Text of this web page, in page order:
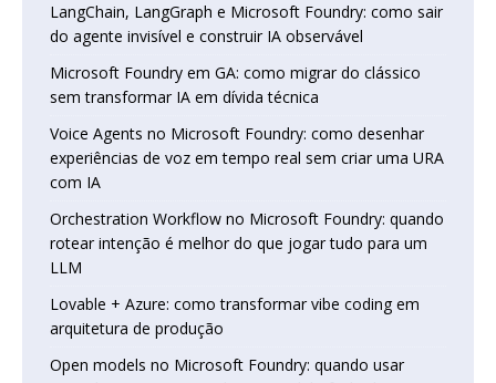
LangChain, LangGraph e Microsoft Foundry: como sair
do agente invisível e construir IA observável
Microsoft Foundry em GA: como migrar do clássico
sem transformar IA em dívida técnica
Voice Agents no Microsoft Foundry: como desenhar
experiências de voz em tempo real sem criar uma URA
com IA
Orchestration Workflow no Microsoft Foundry: quando
rotear intenção é melhor do que jogar tudo para um
LLM
Lovable + Azure: como transformar vibe coding em
arquitetura de produção
Open models no Microsoft Foundry: quando usar